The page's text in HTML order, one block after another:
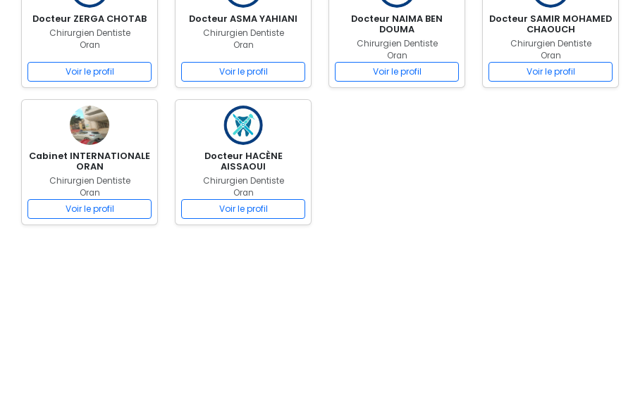
Docteur ZERGA CHOTAB
Chirurgien Dentiste
Oran
Voir le profil
Docteur ASMA YAHIANI
Chirurgien Dentiste
Oran
Voir le profil
Docteur NAIMA BEN
DOUMA
Chirurgien Dentiste
Oran
Voir le profil
Docteur SAMIR MOHAMED
CHAOUCH
Chirurgien Dentiste
Oran
Voir le profil
Cabinet INTERNATIONALE
ORAN
Chirurgien Dentiste
Oran
Voir le profil
Docteur HACÈNE
AISSAOUI
Chirurgien Dentiste
Oran
Voir le profil